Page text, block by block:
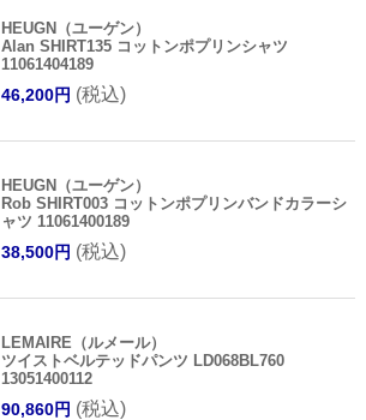
HEUGN（ユーゲン）
Alan SHIRT135 コットンポプリンシャツ
11061404189
46,200円 (税込)
HEUGN（ユーゲン）
Rob SHIRT003 コットンポプリンバンドカラーシ
ャツ 11061400189
38,500円 (税込)
LEMAIRE（ルメール）
ツイストベルテッドパンツ LD068BL760
13051400112
90,860円 (税込)